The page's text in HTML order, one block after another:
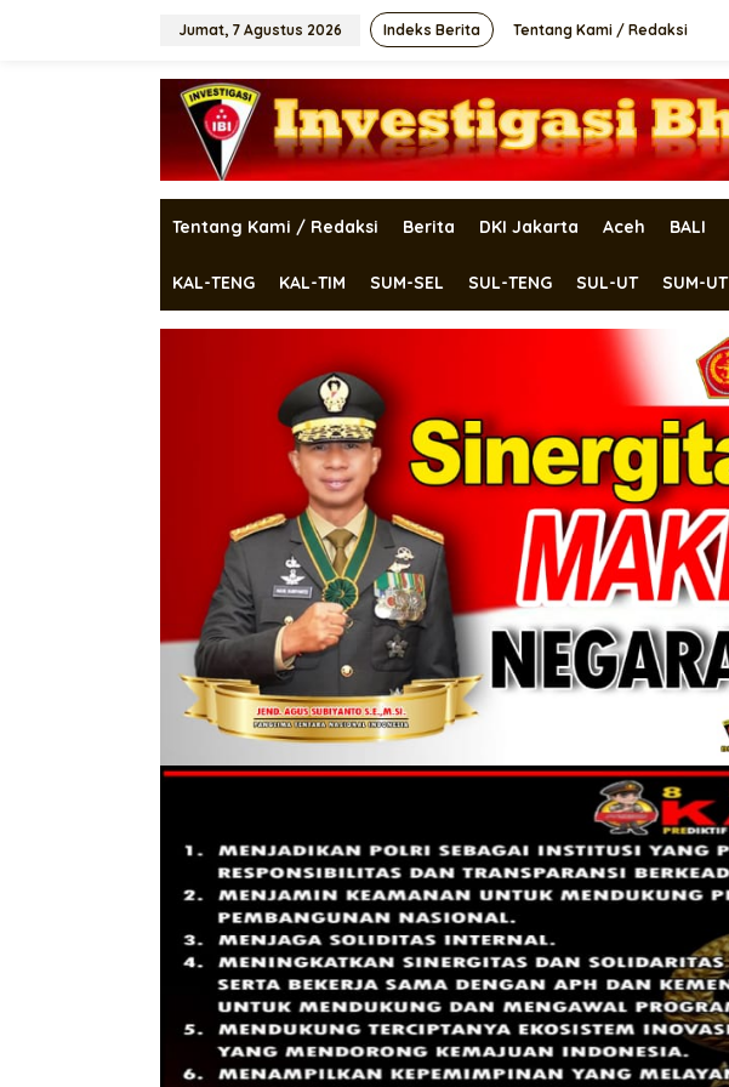
Jumat, 7 Agustus 2026 Indeks Berita Tentang Kami / Redaksi
Tentang Kami / Redaksi Berita DKI Jakarta Aceh BALI
KAL-TENG KAL-TIM SUM-SEL SUL-TENG SUL-UT SUM-UT